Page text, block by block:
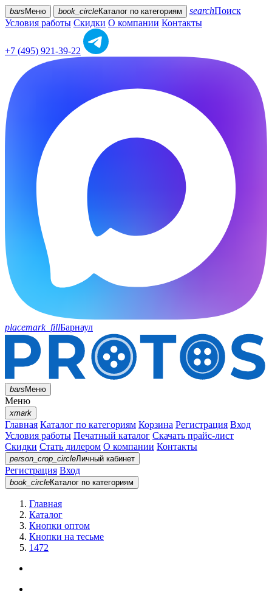
bars Меню book_circleКаталог по категориям searchПоиск
Условия работы Скидки О компании Контакты
+7 (495) 921-39-22
placemark_fillБарнаул
barsМеню
Меню
xmark
Главная Каталог по категориям Корзина Регистрация Вход
Условия работы Печатный каталог Скачать прайс-лист
Скидки Стать дилером О компании Контакты
person_crop_circleЛичный кабинет
Регистрация Вход
book_circleКаталог по категориям
Главная
Каталог
Кнопки оптом
Кнопки на тесьме
1472